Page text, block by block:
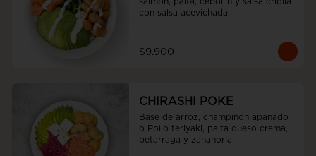
con salsa acevichada.
$9.900
CHIRASHI POKE
Base de arroz, champiñon apanado
o Pollo teriyaki, palta queso crema,
betarraga y zanahoria.